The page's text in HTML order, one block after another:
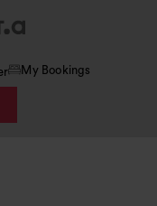
My Bookings